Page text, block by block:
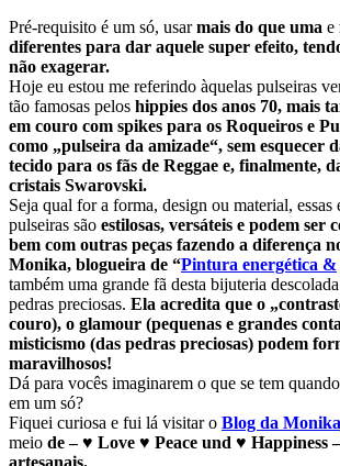
Pré-requisito é um só, usarmais do que uma e
diferentes para dar aquele super efeito,
não exagerar.
Hoje eu estou me referindo àquelas pulseiras
tão famosas pelos hippies dos anos 70, mais
em couro com spikes para os Roqueiros e
como „pulseira da amizade“, sem esquecer
tecido para os fãs de Reggae e, finalmente,
cristais Swarovski.
Seja qual for a forma, design ou material, essas
pulseiras são estilosas, versáteis e podem ser
bem com outras peças fazendo a diferença
Monika, blogueira de “Pintura energética &
também uma grande fã desta bijuteria
pedras preciosas. Ela acredita que o
couro), o glamour (pequenas e grandes
misticismo (das pedras preciosas) podem
maravilhosos!
Dá para vocês imaginarem o que se tem
em um só?
Fiquei curiosa e fui lá visitar o Blog da
meio de – ♥ Love ♥ Peace und ♥ Happiness
artesanais.